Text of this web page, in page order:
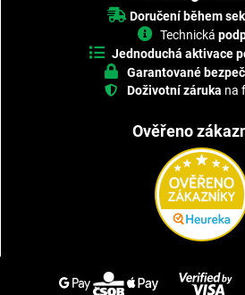
Doručení během
Technická
Jednoduchá aktivace
Garantované
Doživotní záruka na
Ověřeno